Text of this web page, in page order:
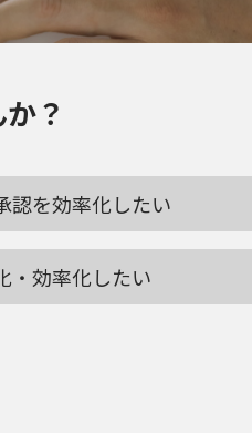
？
認を効率化したい
・効率化したい